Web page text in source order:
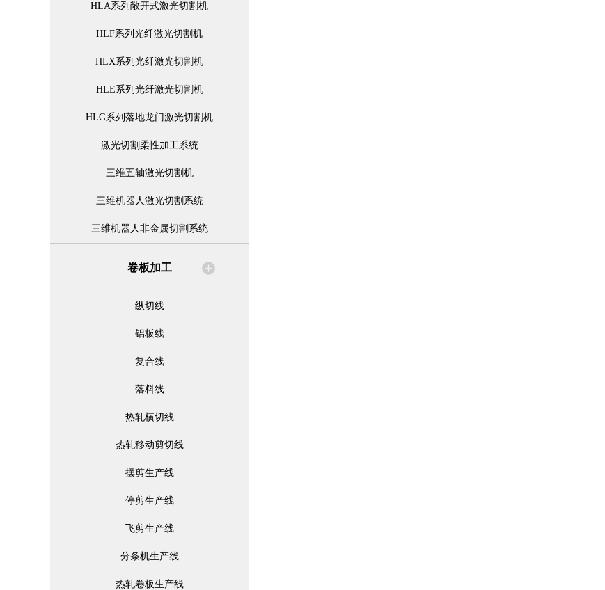
HLA系列敞开式激光切割机
HLF系列光纤激光切割机
HLX系列光纤激光切割机
HLE系列光纤激光切割机
HLG系列落地龙门激光切割机
激光切割柔性加工系统
三维五轴激光切割机
三维机器人激光切割系统
三维机器人非金属切割系统
卷板加工
纵切线
铝板线
复合线
落料线
热轧横切线
热轧移动剪切线
摆剪生产线
停剪生产线
飞剪生产线
分条机生产线
热轧卷板生产线